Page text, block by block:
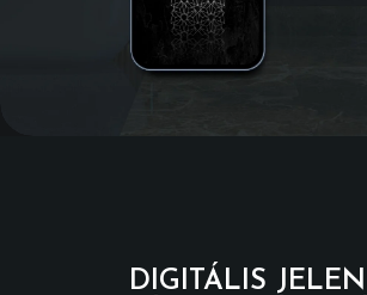
DIGITÁLIS